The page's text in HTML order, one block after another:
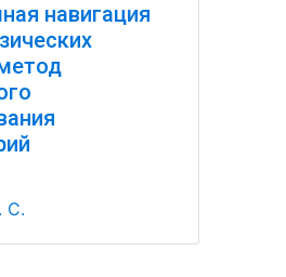
навигация
С.